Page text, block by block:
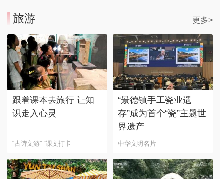
旅游 更多>
跟着课本去旅行 让知
识走入心灵
“古诗文游” “课文打卡
“景德镇手工瓷业遗
存”成为首个“瓷”主题世
界遗产
中华文明名片